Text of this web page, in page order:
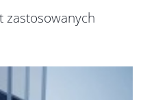
zastosowanych